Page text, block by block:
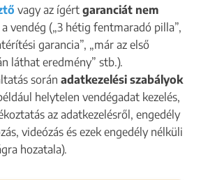
vagy az ígért garanciát nem
a vendég („3 hétig fentmaradó pilla”,
garancia”, „már az első
láthat eredmény” stb.).
során adatkezelési szabályok
helytelen vendégadat kezelés,
az adatkezelésről, engedély
videózás és ezek engedély nélküli
hozatala).